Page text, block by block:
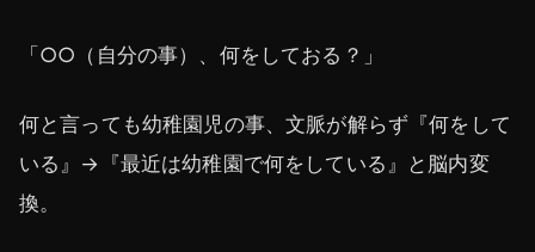
「○○（自分の事）、何をしておる？」
何と言っても幼稚園児の事、文脈が解らず『何をして
いる』→『最近は幼稚園で何をしている』と脳内変
換。